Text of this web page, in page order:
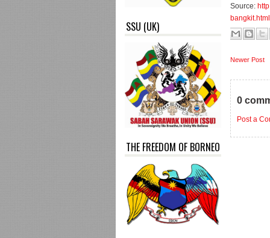
SSU (UK)
THE FREEDOM OF BORNEO
Source:
bangkit.html
Newer Post
0
Post a